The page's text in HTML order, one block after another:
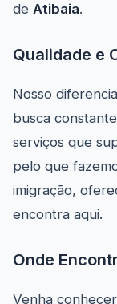
de Atibaia.
Qualidade e
Nosso
busca
serviços que
pelo que
imigração,
encontra aqui.
Onde
Venha